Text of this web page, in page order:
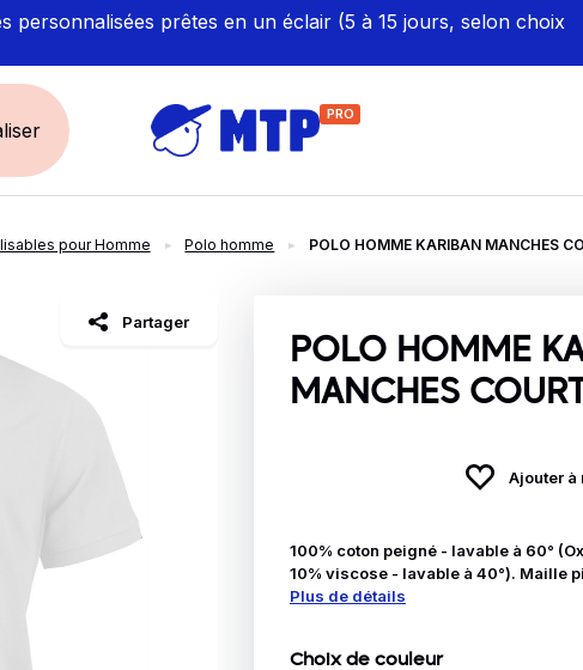
personnalisées prêtes en un éclair (5 à 15 jours, selon choix
PRO
UNIVERS
Santé - Bien-être
Sécurité - haute visibilité
Artisan / BTP / Industrie
Corporate
Idées Cadeaux
ÉCORESPONSABLE
Made in Europe
Fabriqué en France
pour Homme Polo homme POLO HOMME KARIBAN MANCHES
POLO HOMME
MANCHES
Ajouter à
100% coton peigné - lavable à 60°
10% viscose - lavable à 40°). Maille
Plus de détails
Choix de couleur
Partager